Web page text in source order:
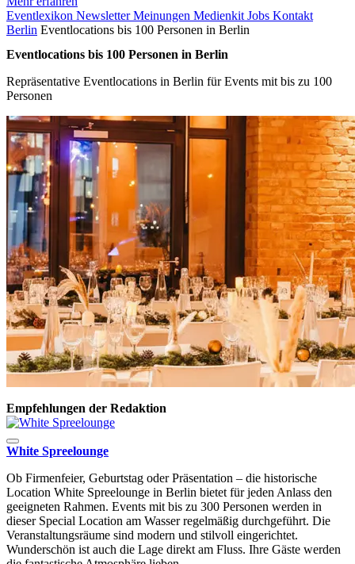
Eventlexikon NewsletterMeinungen Medienkit Jobs Kontakt
Berlin Eventlocations bis 100 Personen in Berlin
Eventlocations bis 100 Personen in Berlin
Repräsentative Eventlocations in Berlin für Events mit bis zu 100
Personen
Empfehlungen der Redaktion
White Spreelounge
Ob Firmenfeier, Geburtstag oder Präsentation – die historische
Location White Spreelounge in Berlin bietet für jeden Anlass den
geeigneten Rahmen. Events mit bis zu 300 Personen werden in
dieser Special Location am Wasser regelmäßig durchgeführt. Die
Veranstaltungsräume sind modern und stilvoll eingerichtet.
Wunderschön ist auch die Lage direkt am Fluss. Ihre Gäste werden